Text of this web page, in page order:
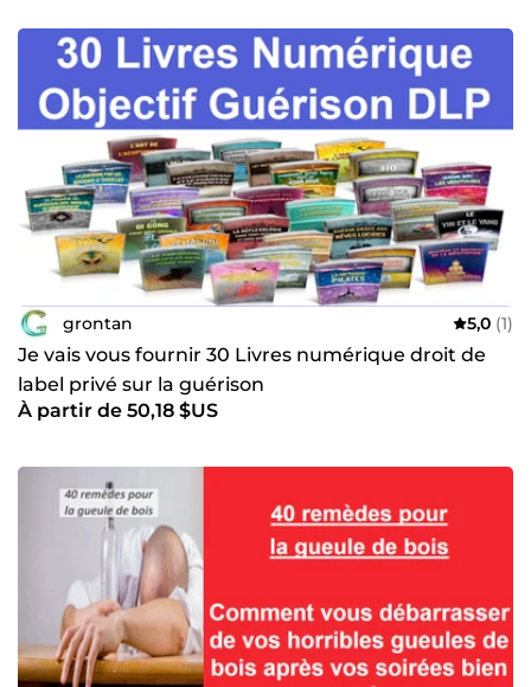
grontan 5,0 (1)
Je vais vous fournir 30 Livres numérique droit de
label privé sur la guérison
À partir de 50,18 $US